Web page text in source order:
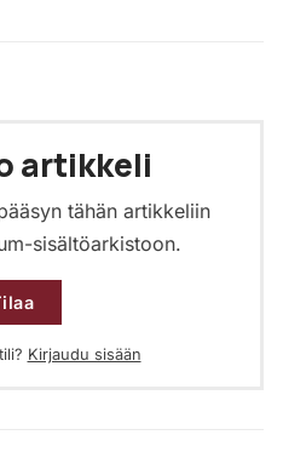
artikkeli
tähän artikkeliin
sisältöarkistoon.
Kirjaudu sisään